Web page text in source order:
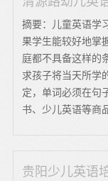
摘要：儿童英语学
果学生能较好地掌
庭都不具备这样的
求孩子将当天所学
定，单词必须在句
书、少儿英语等商
贵阳少儿英语